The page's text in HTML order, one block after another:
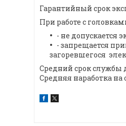
Гарантийный срок
При работе с
- не допускается
- запрещается
загоревшегося
Средний срок службы
Средняя наработка на